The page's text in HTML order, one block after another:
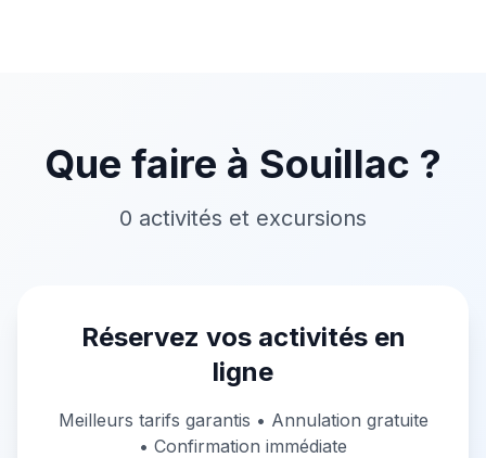
Que faire à Souillac ?
0 activités et excursions
Réservez vos activités en
ligne
Meilleurs tarifs garantis • Annulation gratuite
• Confirmation immédiate